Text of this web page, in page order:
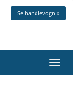
Se handlevogn »
Bytt